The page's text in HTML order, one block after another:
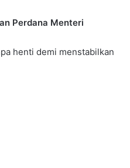
Perdana Menteri
henti demi menstabilkan